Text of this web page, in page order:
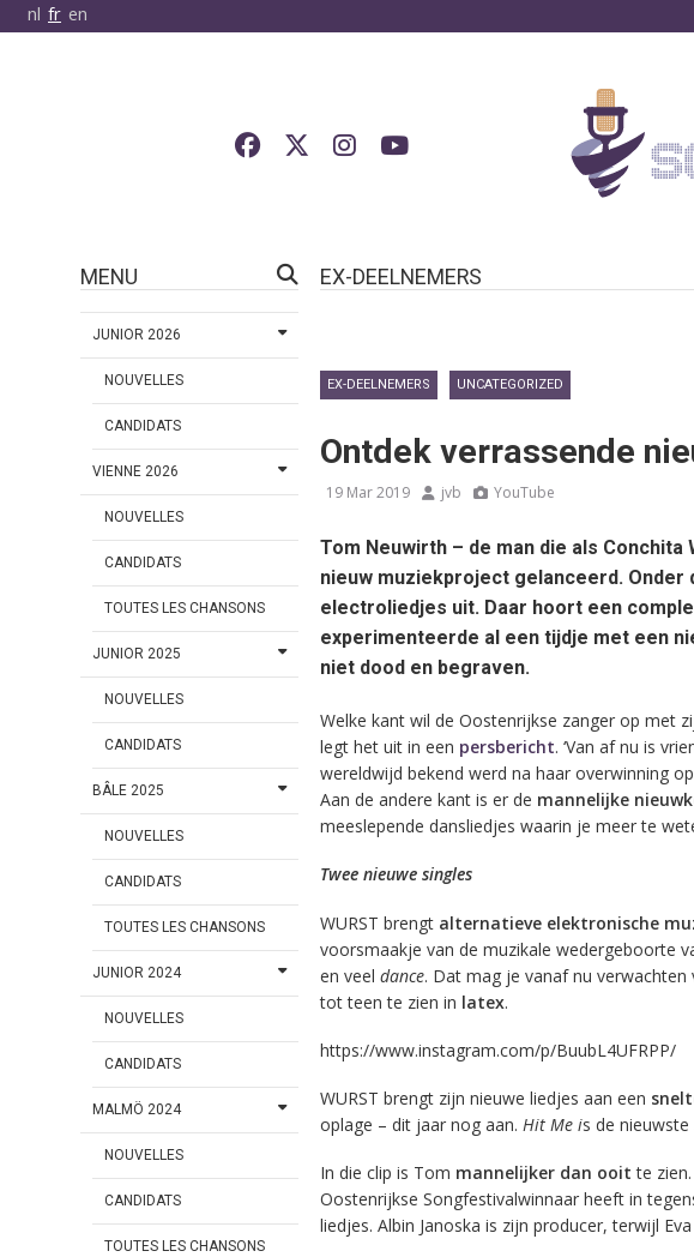
nl fr en
MENU
JUNIOR 2026
NOUVELLES
CANDIDATS
VIENNE 2026
NOUVELLES
CANDIDATS
TOUTES LES CHANSONS
JUNIOR 2025
NOUVELLES
CANDIDATS
BÂLE 2025
NOUVELLES
CANDIDATS
TOUTES LES CHANSONS
JUNIOR 2024
NOUVELLES
CANDIDATS
MALMÖ 2024
NOUVELLES
CANDIDATS
TOUTES LES CHANSONS
EX-DEELNEMERS
EX-DEELNEMERS UNCATEGORIZED
Ontdek verrassende
19 Mar 2019 jvb YouTube
Tom Neuwirth – de man die als
nieuw muziekproject gelanceerd. Onder
electroliedjes uit. Daar hoort een
experimenteerde al een tijdje met een
niet dood en begraven.
Welke kant wil de Oostenrijkse zanger op met
legt het uit in een persbericht. ‘Van af nu is
wereldwijd bekend werd na haar overwinning
Aan de andere kant is er de mannelijke
meeslepende dansliedjes waarin je meer te
Twee nieuwe singles
WURST brengt alternatieve elektronische
voorsmaakje van de muzikale wedergeboorte
en veel dance. Dat mag je vanaf nu verwachten
tot teen te zien in latex.
https://www.instagram.com/p/BuubL4UFRPP/
WURST brengt zijn nieuwe liedjes aan een
oplage – dit jaar nog aan. Hit Me is de
In die clip is Tom mannelijker dan ooit te
Oostenrijkse Songfestivalwinnaar heeft in
liedjes. Albin Janoska is zijn producer, terwijl